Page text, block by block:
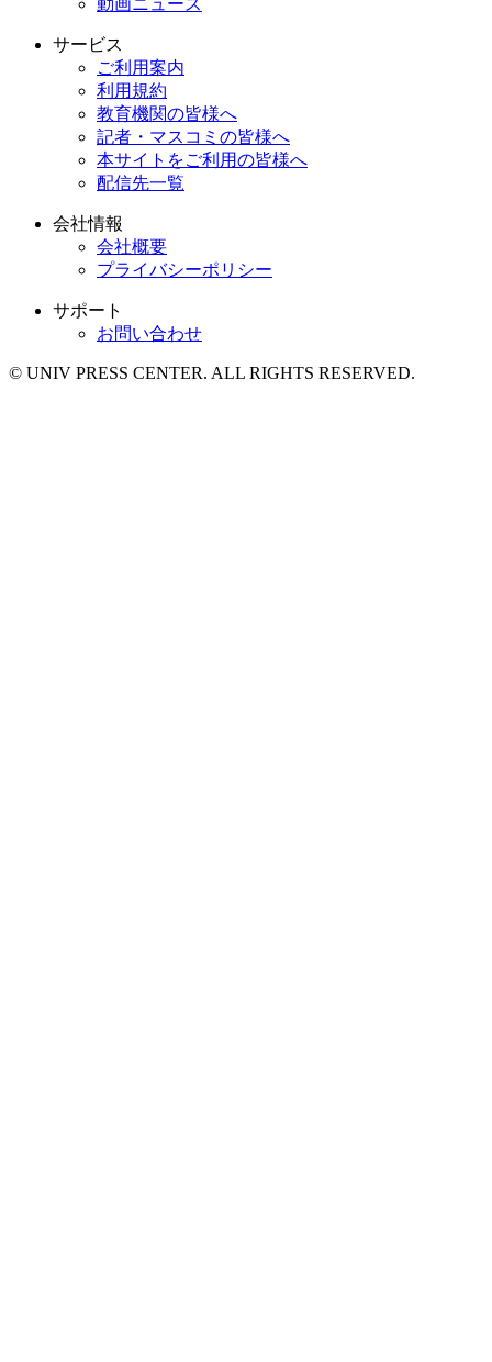
動画ニュース
サービス
ご利用案内
利用規約
教育機関の皆様へ
記者・マスコミの皆様へ
本サイトをご利用の皆様へ
配信先一覧
会社情報
会社概要
プライバシーポリシー
サポート
お問い合わせ
© UNIV PRESS CENTER. ALL RIGHTS RESERVED.